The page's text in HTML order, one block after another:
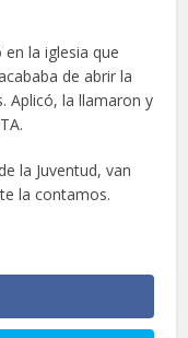
la iglesia que
de abrir la
Aplicó, la llamaron y
la Juventud, van
la contamos.